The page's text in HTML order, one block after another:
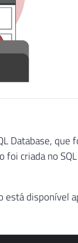
Database, que
criada no
disponível